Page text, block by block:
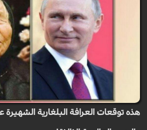
هذه توقعات العرافة البلغارية